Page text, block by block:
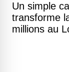
Un simple
transforme
millions au